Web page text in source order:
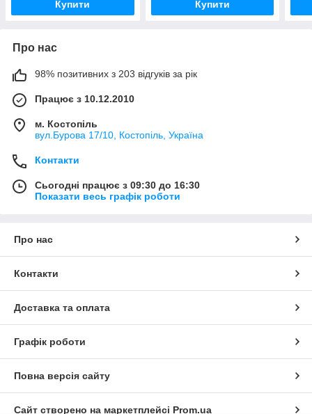
Купити Купити
Про нас
98% позитивних з 203 відгуків за рік
Працює з 10.12.2010
м. Костопіль
вул.Бурова 17/10, Костопіль, Україна
Контакти
Сьогодні працює з 09:30 до 16:30
Показати весь графік роботи
Про нас
Контакти
Доставка та оплата
Графік роботи
Повна версія сайту
Сайт створено на маркетплейсі Prom.ua